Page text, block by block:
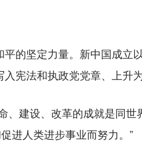
坚定力量。新中国成立
宪法和执政党党章、上升
建设、改革的成就是同世
进人类进步事业而努力。”